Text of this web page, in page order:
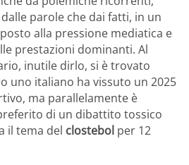
parole che dai fatti, in un
alla pressione mediatica e
prestazioni dominanti. Al
inutile dirlo, si è trovato
uno italiano ha vissuto un 2025
ma parallelamente è
di un dibattito tossico
il tema del clostebol per 12